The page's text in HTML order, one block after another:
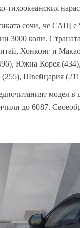
тихоокеанския
сочи, че САЩ е
3000 коли.
Хонконг и
Южна Корея
Швейцария
модел в
до 6087.